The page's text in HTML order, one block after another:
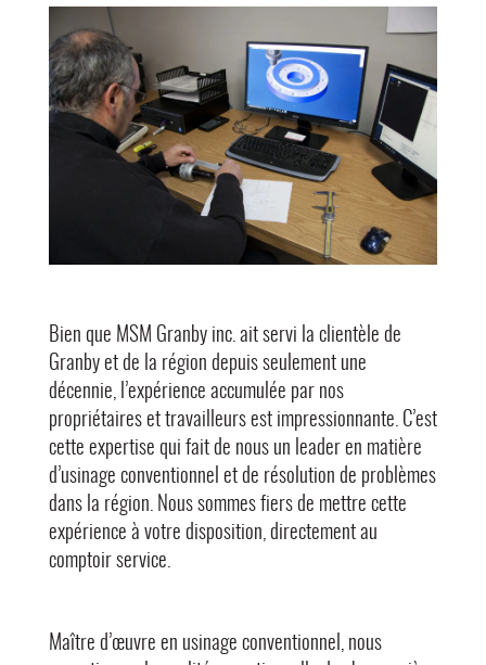
Bien que MSM Granby inc. ait servi la clientèle de
Granby et de la région depuis seulement une
décennie, l’expérience accumulée par nos
propriétaires et travailleurs est impressionnante. C’est
cette expertise qui fait de nous un leader en matière
d’usinage conventionnel et de résolution de problèmes
dans la région. Nous sommes fiers de mettre cette
expérience à votre disposition, directement au
comptoir service.
Maître d’œuvre en usinage conventionnel, nous